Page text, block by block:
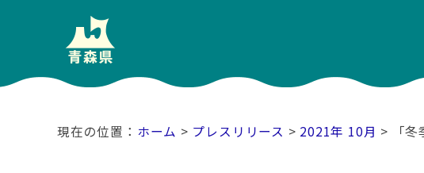
ホーム > プレスリリース > 2021年 10月 > 「冬